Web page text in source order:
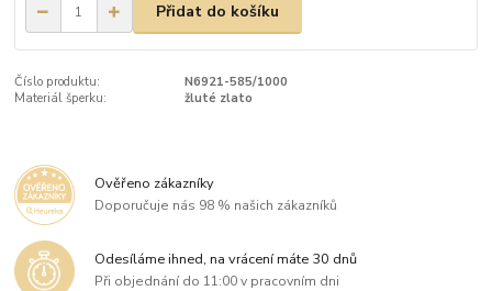
Přidat do košíku
Číslo produktu:
N6921-585/1000
Materiál šperku:
žluté zlato
Ověřeno zákazníky
Doporučuje nás 98 % našich zákazníků
Odesíláme ihned, na vrácení máte 30 dnů
Při objednání do 11:00 v pracovním dni